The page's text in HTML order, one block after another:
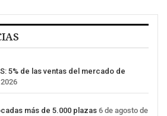
5% de las ventas del mercado de
más de 5.000 plazas 6 de agosto de